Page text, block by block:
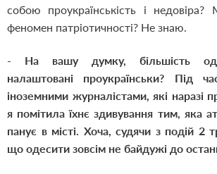
собою проукраїнськість і
феномен патріотичності? Не знаю.
- На вашу думку, більшість
налаштовані проукраїнськи? Під
іноземними журналістами, які наразі
я помітила їхнє здивування тим, яка
панує в місті. Хоча, судячи з подій 2
що одесити зовсім не байдужі до